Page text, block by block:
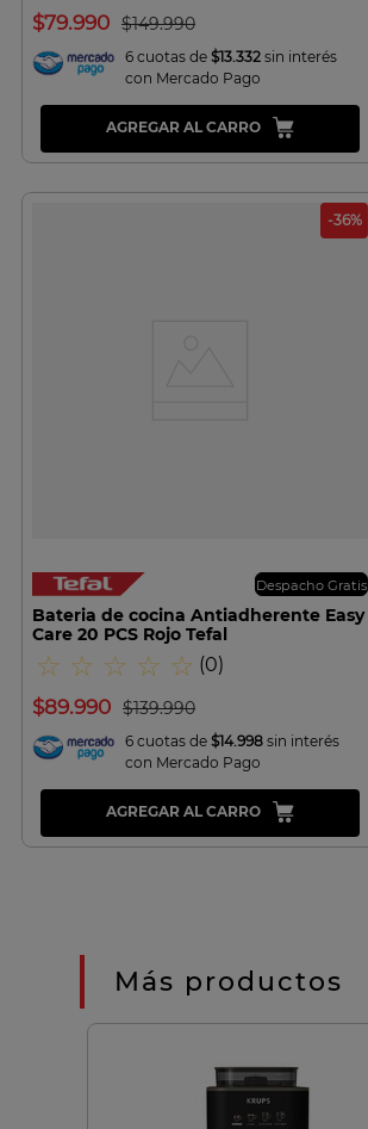
$149.990
$79.990
6 cuotas de $13.332 sin interés
con Mercado Pago
AGREGAR AL CARRO
-36%
Despacho Gratis
Bateria de cocina Antiadherente Easy
Care 20 PCS Rojo Tefal
☆ ☆ ☆ ☆ ☆ (0)
$139.990
$89.990
6 cuotas de $14.998 sin interés
con Mercado Pago
AGREGAR AL CARRO
Más productos